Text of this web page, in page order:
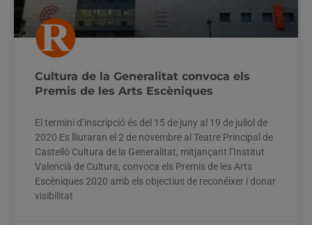
Cultura de la Generalitat convoca els
Premis de les Arts Escèniques
El termini d’inscripció és del 15 de juny al 19 de juliol de
2020 Es lliuraran el 2 de novembre al Teatre Principal de
Castelló Cultura de la Generalitat, mitjançant l’Institut
Valencià de Cultura, convoca els Premis de les Arts
Escèniques 2020 amb els objectius de reconéixer i donar
visibilitat